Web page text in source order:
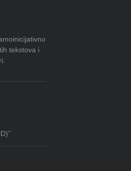
tekstova i